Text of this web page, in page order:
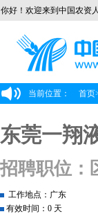
你好！欢迎来到中国农资
当前位置： 首页
东莞一翔
招聘职位：
工作地点：广东
有效时间：0 天